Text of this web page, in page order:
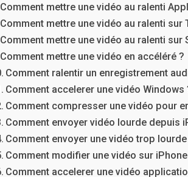
Comment mettre une vidéo au ralenti
Comment mettre une vidéo au ralenti sur
Comment mettre une vidéo au ralenti sur
Comment mettre une vidéo en accéléré ?
Comment ralentir un enregistrement
Comment accelerer une vidéo Windows
Comment compresser une vidéo pour
Comment envoyer vidéo lourde depuis
Comment envoyer une vidéo trop
Comment modifier une vidéo sur
Comment accelerer une vidéo